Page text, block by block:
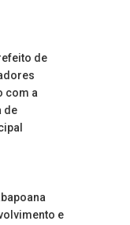
de
com a
de
e